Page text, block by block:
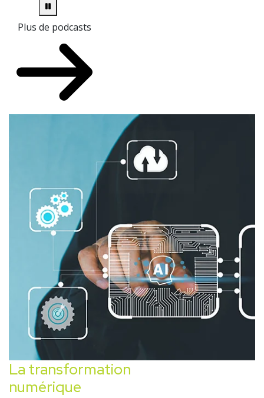
Plus de podcasts
La transformation
numérique